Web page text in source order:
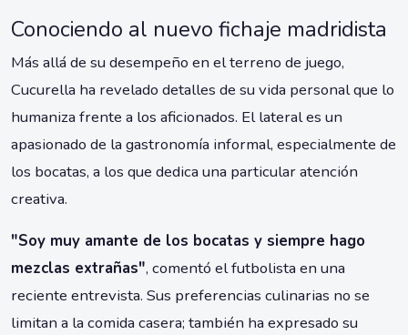
Conociendo al nuevo fichaje madridista
Más allá de su desempeño en el terreno de juego,
Cucurella ha revelado detalles de su vida personal que lo
humaniza frente a los aficionados. El lateral es un
apasionado de la gastronomía informal, especialmente de
los bocatas, a los que dedica una particular atención
creativa.
"Soy muy amante de los bocatas y siempre hago
mezclas extrañas", comentó el futbolista en una
reciente entrevista. Sus preferencias culinarias no se
limitan a la comida casera; también ha expresado su